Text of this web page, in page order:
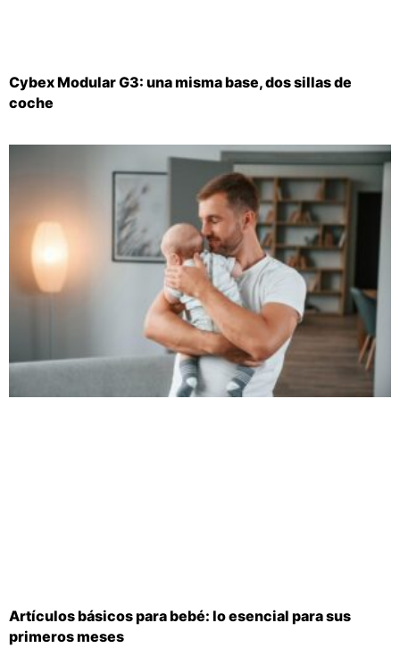
Cybex Modular G3: una misma base, dos sillas de
coche
Artículos básicos para bebé: lo esencial para sus
primeros meses